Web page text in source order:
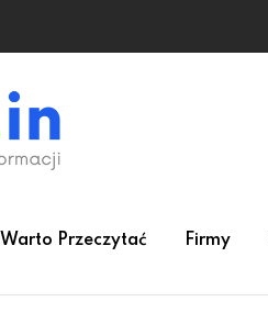
Warto Przeczytać Firmy